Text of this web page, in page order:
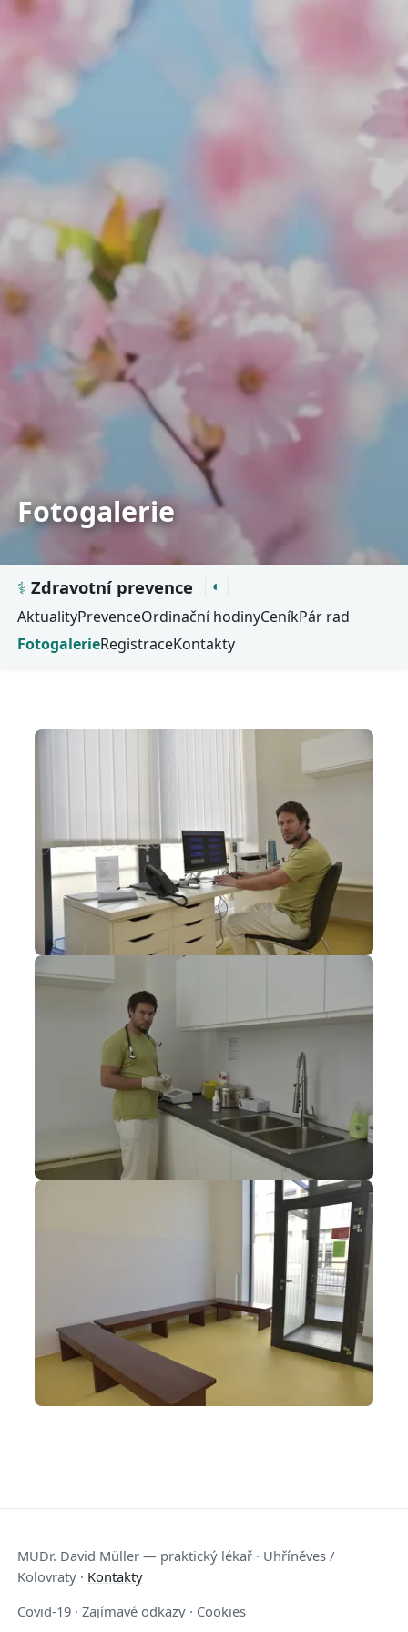
Fotogalerie
⚕ Zdravotní prevence
AktualityPrevenceOrdinační hodinyCeníkPár rad
FotogalerieRegistraceKontakty
◐
MUDr. David Müller — praktický lékař · Uhříněves /
Kolovraty · Kontakty
Covid-19 ·Zajímavé odkazy · Cookies